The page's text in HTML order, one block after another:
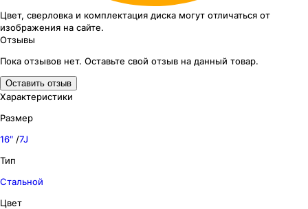
Цвет, сверловка и комплектация диска могут отличаться от
изображения на сайте.
Отзывы
Пока отзывов нет. Оставьте свой отзыв на данный товар.
Оставить отзыв
Характеристики
Размер
16″ /7J
Тип
Стальной
Цвет